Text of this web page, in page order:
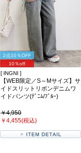
2点10％OFF
10％off
[ INGNI ]
【WEB限定／S～Mサイズ】サ
イドスリットリボンデニムワ
イドパンツ(ﾃﾞﾆﾑ/ﾌﾞﾙｰ)
￥4,950
￥4,455(税込)